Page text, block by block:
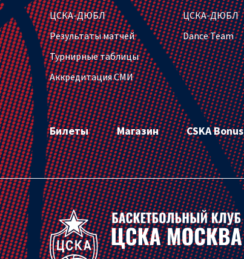
ЦСКА-ДЮБЛ
Результаты матчей
Турнирные таблицы
Аккредитация СМИ
ЦСКА-ДЮБЛ
Dance Team
Билеты Магазин CSKA Bonus